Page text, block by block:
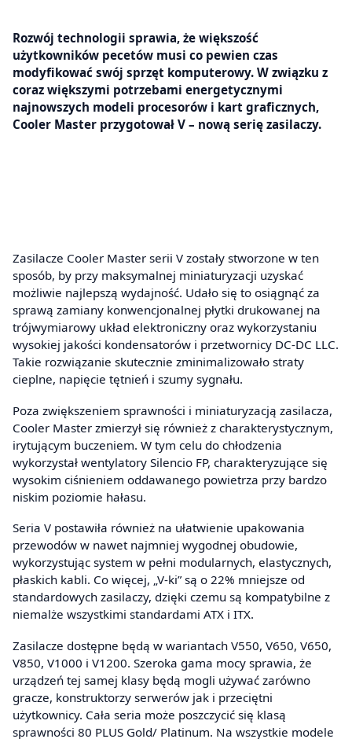
Rozwój technologii sprawia, że większość
użytkowników pecetów musi co pewien czas
modyfikować swój sprzęt komputerowy. W związku z
coraz większymi potrzebami energetycznymi
najnowszych modeli procesorów i kart graficznych,
Cooler Master przygotował V – nową serię zasilaczy.
Zasilacze Cooler Master serii V zostały stworzone w ten
sposób, by przy maksymalnej miniaturyzacji uzyskać
możliwie najlepszą wydajność. Udało się to osiągnąć za
sprawą zamiany konwencjonalnej płytki drukowanej na
trójwymiarowy układ elektroniczny oraz wykorzystaniu
wysokiej jakości kondensatorów i przetwornicy DC-DC LLC.
Takie rozwiązanie skutecznie zminimalizowało straty
cieplne, napięcie tętnień i szumy sygnału.
Poza zwiększeniem sprawności i miniaturyzacją zasilacza,
Cooler Master zmierzył się również z charakterystycznym,
irytującym buczeniem. W tym celu do chłodzenia
wykorzystał wentylatory Silencio FP, charakteryzujące się
wysokim ciśnieniem oddawanego powietrza przy bardzo
niskim poziomie hałasu.
Seria V postawiła również na ułatwienie upakowania
przewodów w nawet najmniej wygodnej obudowie,
wykorzystując system w pełni modularnych, elastycznych,
płaskich kabli. Co więcej, „V-ki” są o 22% mniejsze od
standardowych zasilaczy, dzięki czemu są kompatybilne z
niemalże wszystkimi standardami ATX i ITX.
Zasilacze dostępne będą w wariantach V550, V650, V650,
V850, V1000 i V1200. Szeroka gama mocy sprawia, że
urządzeń tej samej klasy będą mogli używać zarówno
gracze, konstruktorzy serwerów jak i przeciętni
użytkownicy. Cała seria może poszczycić się klasą
sprawności 80 PLUS Gold/ Platinum. Na wszystkie modele